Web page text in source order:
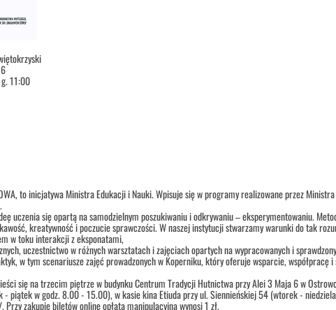
11:00
to inicjatywa Ministra Edukacji i Nauki. Wpisuje się w programy realizowane przez
uczenia się opartą na samodzielnym poszukiwaniu i odkrywaniu – eksperymentowaniu.
kreatywność i poczucie sprawczości. W naszej instytucji stwarzamy warunki do tak
w toku interakcji z eksponatami,
uczestnictwo w różnych warsztatach i zajęciach opartych na wypracowanych i
w tym scenariusze zajęć prowadzonych w Koperniku, który oferuje wsparcie,
się na trzecim piętrze w budynku Centrum Tradycji Hutnictwa przy Alei 3 Maja 6 w
- piątek w godz. 8.00 - 15.00), w kasie kina Etiuda przy ul. Siennieńskiej 54 (wtorek -
zakupie biletów online opłata manipulacyjna wynosi 1 zł.